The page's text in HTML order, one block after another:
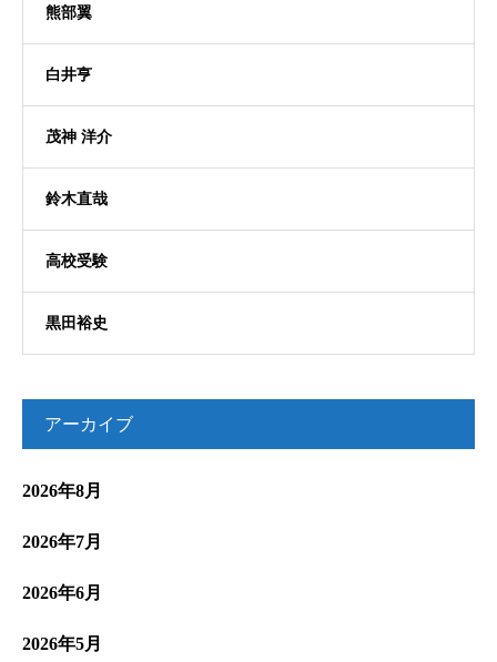
熊部翼
白井亨
茂神 洋介
鈴木直哉
高校受験
黒田裕史
アーカイブ
2026年8月
2026年7月
2026年6月
2026年5月